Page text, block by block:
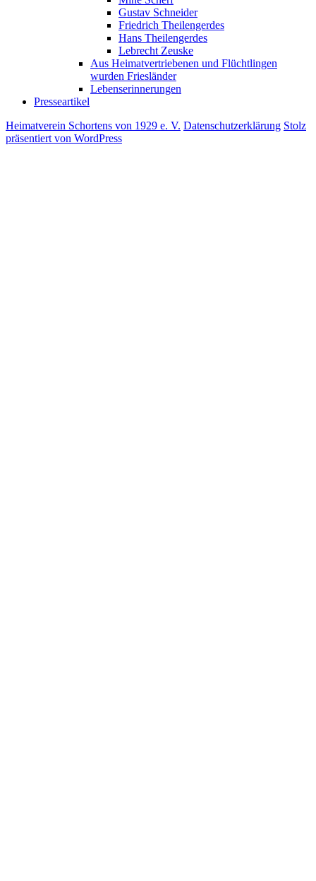
Gustav Schneider
Friedrich Theilengerdes
Hans Theilengerdes
Lebrecht Zeuske
Aus Heimatvertriebenen und Flüchtlingen
wurden Friesländer
Lebenserinnerungen
Presseartikel
Heimatverein Schortens von 1929 e. V. Datenschutzerklärung Stolz
präsentiert von WordPress